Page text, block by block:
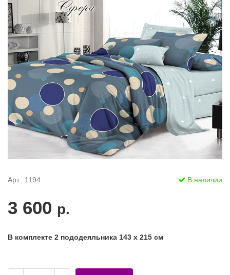
Арт.: 1194 В наличии
3 600 р.
В комплекте 2 пододеяльника 143 х 215 см